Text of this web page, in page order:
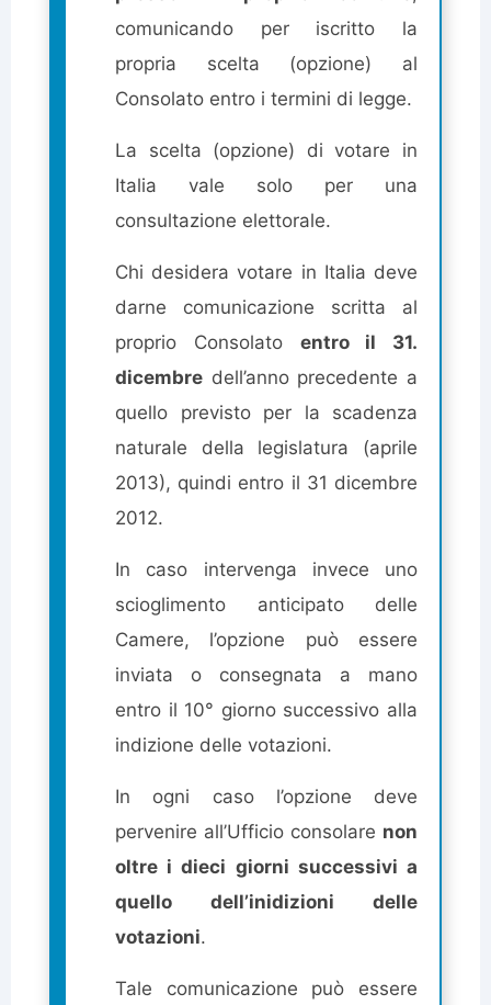
comunicando per iscritto la
propria scelta (opzione) al
Consolato entro i termini di legge.
La scelta (opzione) di votare in
Italia vale solo per una
consultazione elettorale.
Chi desidera votare in Italia deve
darne comunicazione scritta al
proprio Consolato entro il 31.
dicembre dell’anno precedente a
quello previsto per la scadenza
naturale della legislatura (aprile
2013), quindi entro il 31 dicembre
2012.
In caso intervenga invece uno
scioglimento anticipato delle
Camere, l’opzione può essere
inviata o consegnata a mano
entro il 10° giorno successivo alla
indizione delle votazioni.
In ogni caso l’opzione deve
pervenire all’Ufficio consolare non
oltre i dieci giorni successivi a
quello dell’inidizioni delle
votazioni.
Tale comunicazione può essere